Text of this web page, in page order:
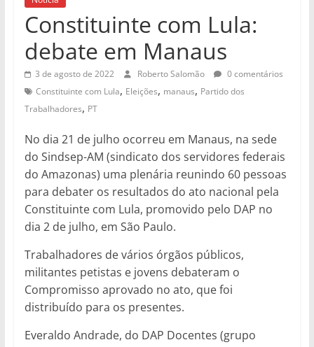
Constituinte com Lula:
debate em Manaus
3 de agosto de 2022 Roberto Salomão
0 comentários
Constituinte com Lula, Eleições, manaus, Partido dos
Trabalhadores, PT
No dia 21 de julho ocorreu em Manaus, na sede
do Sindsep-AM (sindicato dos servidores federais
do Amazonas) uma plenária reunindo 60 pessoas
para debater os resultados do ato nacional pela
Constituinte com Lula, promovido pelo DAP no
dia 2 de julho, em São Paulo.
Trabalhadores de vários órgãos públicos,
militantes petistas e jovens debateram o
Compromisso aprovado no ato, que foi
distribuído para os presentes.
Everaldo Andrade, do DAP Docentes (grupo